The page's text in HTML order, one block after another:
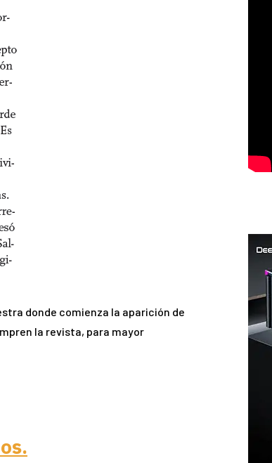
donde comienza la aparición de
la revista, para mayor